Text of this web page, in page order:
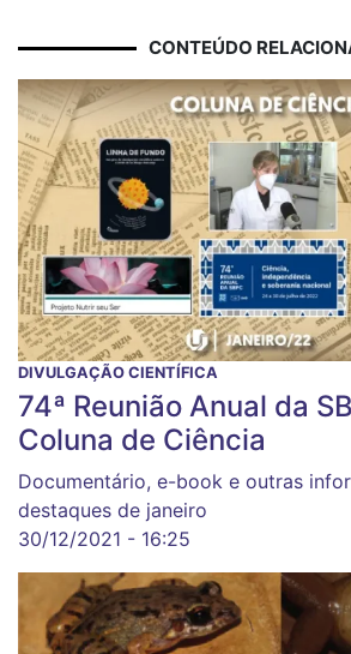
CONTEÚDO
DIVULGAÇÃO CIENTÍFICA
74ª Reunião Anual da
Coluna de Ciência
Documentário, e-book e outras
destaques de janeiro
30/12/2021 - 16:25